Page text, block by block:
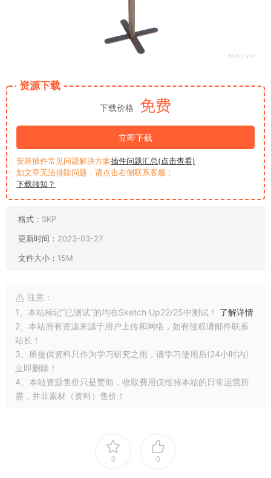
资源下载
下载价格 免费
立即下载
安装插件常见问题解决方案插件问题汇总(点击查看)
如文章无法排除问题，请点击右侧联系客服；
下载须知？
格式： SKP
更新时间： 2023-03-27
文件大小： 15M
注意：
1、本站标记“已测试”的均在Sketch Up22/25中测试！ 了解详情
2、本站所有资源来源于用户上传和网络，如有侵权请邮件联系
站长！
3、所提供资料只作为学习研究之用，请学习使用后(24小时内)
立即删除！
4、本站资源售价只是赞助，收取费用仅维持本站的日常运营所
需，并非素材（资料）售价！
0 0